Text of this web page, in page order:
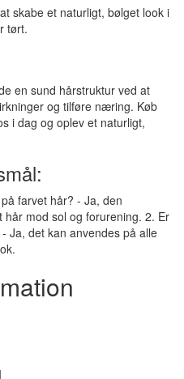
skabe et naturligt, bølget look i
tørt.
en sund hårstruktur ved at
og tilføre næring. Køb
i dag og oplev et naturligt,
farvet hår? - Ja, den
mod sol og forurening. 2. Er
Ja, det kan anvendes på alle